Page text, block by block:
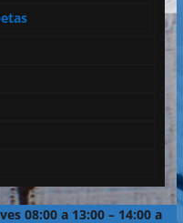
08:00 a 13:00 – 14:00 a